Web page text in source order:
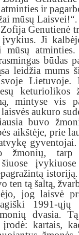
ir
mūsų Laisvei!“.
Genutienė
įvykius. Ji
mūsų
būdas
leidžia mums
Lietuvoje.
keturiolikos
mintyse vis
aukuro
buvo
aikštėje, prie
žmonių,
ten tą šaltą,
jog laisvė
1991-
dvasia.
kartais,